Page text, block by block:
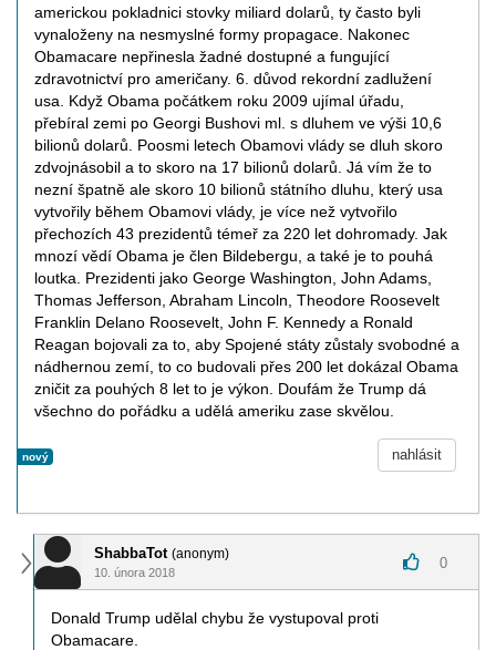
americkou pokladnici stovky miliard dolarů, ty často byli
vynaloženy na nesmyslné formy propagace. Nakonec
Obamacare nepřinesla žadné dostupné a fungující
zdravotnictví pro američany. 6. důvod rekordní zadlužení
usa. Když Obama počátkem roku 2009 ujímal úřadu,
přebíral zemi po Georgi Bushovi ml. s dluhem ve výši 10,6
bilionů dolarů. Poosmi letech Obamovi vlády se dluh skoro
zdvojnásobil a to skoro na 17 bilionů dolarů. Já vím že to
nezní špatně ale skoro 10 bilionů státního dluhu, který usa
vytvořily během Obamovi vlády, je více než vytvořilo
přechozích 43 prezidentů témeř za 220 let dohromady. Jak
mnozí vědí Obama je člen Bildebergu, a také je to pouhá
loutka. Prezidenti jako George Washington, John Adams,
Thomas Jefferson, Abraham Lincoln, Theodore Roosevelt
Franklin Delano Roosevelt, John F. Kennedy a Ronald
Reagan bojovali za to, aby Spojené státy zůstaly svobodné a
nádhernou zemí, to co budovali přes 200 let dokázal Obama
zničit za pouhých 8 let to je výkon. Doufám že Trump dá
všechno do pořádku a udělá ameriku zase skvělou.
nový nahlásit
ShabbaTot (anonym)
10. února 2018
0
Donald Trump udělal chybu že vystupoval proti
Obamacare.